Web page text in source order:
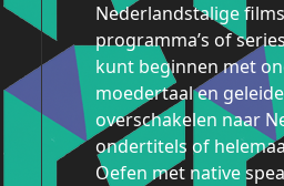
Nederlandstalige
programma’s of
kunt beginnen met
moedertaal en
overschakelen naar
ondertitels of
Oefen met native